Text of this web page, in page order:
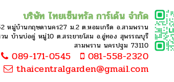
บริษัท ไทยเซ็นทรัล การ์เด้น จำกัด
หมู่บ้านกฤษดานคร27 ม.2 ต.หอมเกร็ด อ.สามพราน
น บ้านบ่อคู่ หมู่10 ต.สระยายโสม อ.อู่ทอง สุพรรณบุรี
สามพราน นครปฐม 73110
089-171-0545
081-558-2320
thaicentralgarden@gmail.com